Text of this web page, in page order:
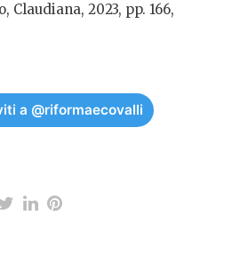
Claudiana, 2023, pp. 166,
a @riformaecovalli